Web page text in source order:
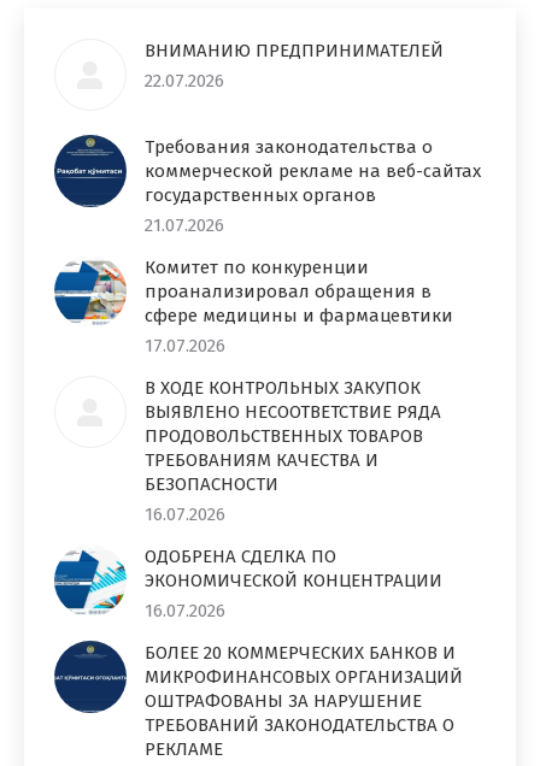
ВНИМАНИЮ ПРЕДПРИНИМАТЕЛЕЙ
22.07.2026
Требования законодательства о
коммерческой рекламе на веб-сайтах
государственных органов
21.07.2026
Комитет по конкуренции
проанализировал обращения в
сфере медицины и фармацевтики
17.07.2026
В ХОДЕ КОНТРОЛЬНЫХ ЗАКУПОК
ВЫЯВЛЕНО НЕСООТВЕТСТВИЕ РЯДА
ПРОДОВОЛЬСТВЕННЫХ ТОВАРОВ
ТРЕБОВАНИЯМ КАЧЕСТВА И
БЕЗОПАСНОСТИ
16.07.2026
ОДОБРЕНА СДЕЛКА ПО
ЭКОНОМИЧЕСКОЙ КОНЦЕНТРАЦИИ
16.07.2026
БОЛЕЕ 20 КОММЕРЧЕСКИХ БАНКОВ И
МИКРОФИНАНСОВЫХ ОРГАНИЗАЦИЙ
ОШТРАФОВАНЫ ЗА НАРУШЕНИЕ
ТРЕБОВАНИЙ ЗАКОНОДАТЕЛЬСТВА О
РЕКЛАМЕ